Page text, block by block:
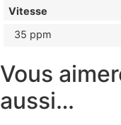
Vitesse
35 ppm
Vous
aussi…